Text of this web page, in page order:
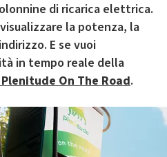
di ricarica elettrica.
la potenza, la
E se vuoi
in tempo reale della
On The Road.